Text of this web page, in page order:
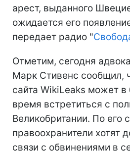
арест, выданного
ожидается его
передает радио "
Отметим, сегодня
Марк Стивенс сообщил,
сайта WikiLeaks может
время встретиться с
Великобритании. По его
правоохранители хотят
связи с обвинениями в